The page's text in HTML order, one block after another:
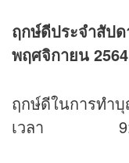
ฤกษ์ดีประจำสัป
พฤศจิกายน 2564
ฤกษ์ดีในการทำ
เวลา